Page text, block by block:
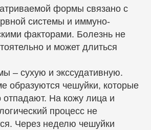
формы связано с
системы и иммуно-
факторами. Болезнь не
и может длиться
– сухую и экссудативную.
образуются чешуйки, которые
отпадают. На кожу лица и
процесс не
Через неделю чешуйки